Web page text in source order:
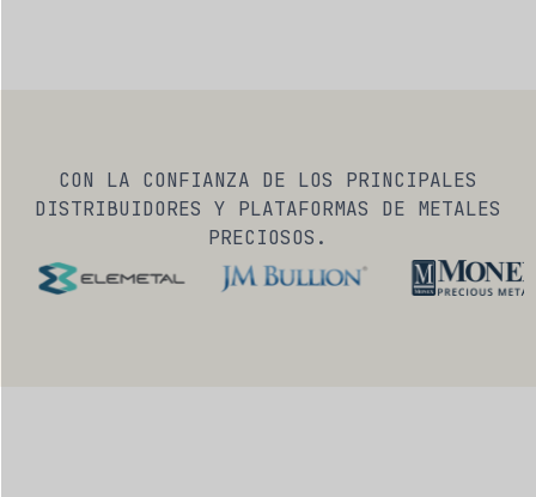
CON LA CONFIANZA DE LOS PRINCIPALES
DISTRIBUIDORES Y PLATAFORMAS DE METALES
PRECIOSOS.